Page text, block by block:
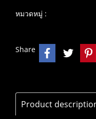
หมวดหมู่ :
Share
Product